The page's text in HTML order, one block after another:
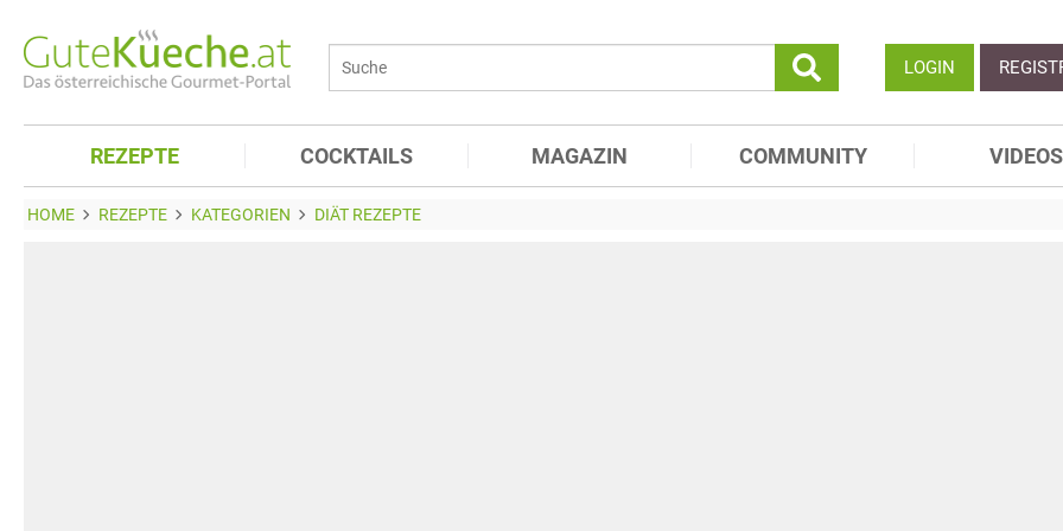
LOGIN
REZEPTE COCKTAILS MAGAZIN COMMUNITY VIDEOS
HOME REZEPTE KATEGORIEN DIÄT REZEPTE